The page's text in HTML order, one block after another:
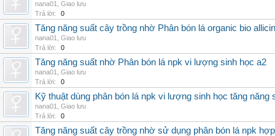
nana01
Giao lưu
Trả lời:
0
Tăng năng suất cây trồng nhờ Phân bón lá organic bio allicin
nana01
Giao lưu
Trả lời:
0
Tăng năng suất nhờ Phân bón lá npk vi lượng sinh học a2
nana01
Giao lưu
Trả lời:
0
Kỹ thuật dùng phân bón lá npk vi lượng sinh học tăng năng
nana01
Giao lưu
Trả lời:
0
Tăng năng suất cây trồng nhờ sử dụng phân bón lá npk